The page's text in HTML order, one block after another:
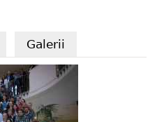
(active tab)
Galerii